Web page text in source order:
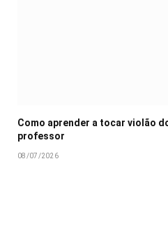
Como aprender a tocar violão
professor
08/07/2026